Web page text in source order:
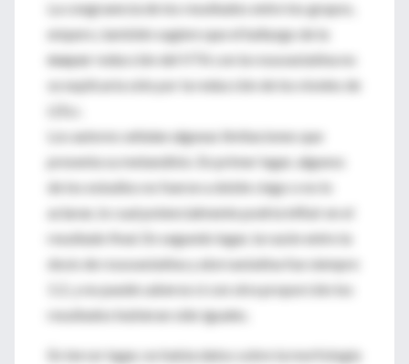
La congruencia de los resultados entre los grupos,
empero, también sugiere que el hallazgo de la
mayor
reducción del VTA con la rosuvastatina no
se explicaría sólo por la reducción de los niveles de
Los autores señalan algunas limitaciones que
presenta su metanálisis. En primer lugar, algunos
de los estudios no fueron a doble ciego o no lo
aclaran, lo cual potencialmente podría influir en el
resultado final. En segundo lugar, la razón entre la
dosis de rosuvastatina y atorvastatina fue siempre
1:2, y no puede saberse si con otra proporción los
resultados hubieran sido iguales.
En tercer lugar, no había datos sobre la morfología